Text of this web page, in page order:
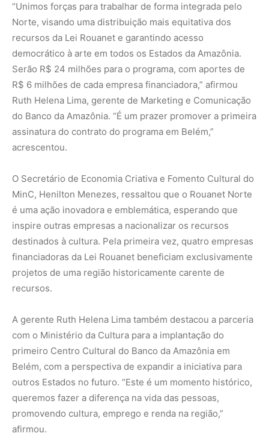
“Unimos forças para trabalhar de forma integrada pelo
Norte, visando uma distribuição mais equitativa dos
recursos da Lei Rouanet e garantindo acesso
democrático à arte em todos os Estados da Amazônia.
Serão R$ 24 milhões para o programa, com aportes de
R$ 6 milhões de cada empresa financiadora,” afirmou
Ruth Helena Lima, gerente de Marketing e Comunicação
do Banco da Amazônia. “É um prazer promover a primeira
assinatura do contrato do programa em Belém,”
acrescentou.
O Secretário de Economia Criativa e Fomento Cultural do
MinC, Henilton Menezes, ressaltou que o Rouanet Norte
é uma ação inovadora e emblemática, esperando que
inspire outras empresas a nacionalizar os recursos
destinados à cultura. Pela primeira vez, quatro empresas
financiadoras da Lei Rouanet beneficiam exclusivamente
projetos de uma região historicamente carente de
recursos.
A gerente Ruth Helena Lima também destacou a parceria
com o Ministério da Cultura para a implantação do
primeiro Centro Cultural do Banco da Amazônia em
Belém, com a perspectiva de expandir a iniciativa para
outros Estados no futuro. “Este é um momento histórico,
queremos fazer a diferença na vida das pessoas,
promovendo cultura, emprego e renda na região,”
afirmou.